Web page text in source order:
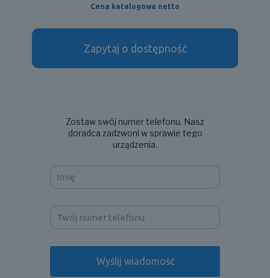
Cena katalogowa netto
Zapytaj o dostępność
Zostaw swój numer telefonu. Nasz
doradca zadzwoni w sprawie tego
urządzenia.